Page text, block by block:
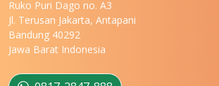
UNIVERSITAS MARITIM RAJA ALI HAJI
UNIVERSITAS MATARAM
UNIVERSITAS MULAWARMAN
Ruko Puri Dago no. A3
Jl. Terusan Jakarta, Antapani
Bandung 40292
Jawa Barat Indonesia